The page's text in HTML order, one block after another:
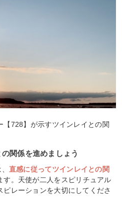
【728】が示すツインレイとの関
関係を進めましょう
直感に従ってツインレイとの関
す。天使が二人をスピリチュアル
レーションを大切にしてくださ